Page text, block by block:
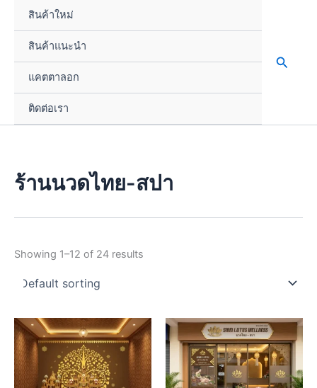
content
สินค้าใหม่
สินค้าแนะนำ
แคตตาลอก
ติดต่อเรา
Search
ร้านนวดไทย-สปา
Showing 1–12 of 24 results